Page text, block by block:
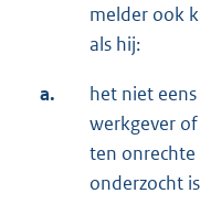
melder ook
als hij:
a.
het niet
werkgever
ten
onderzocht